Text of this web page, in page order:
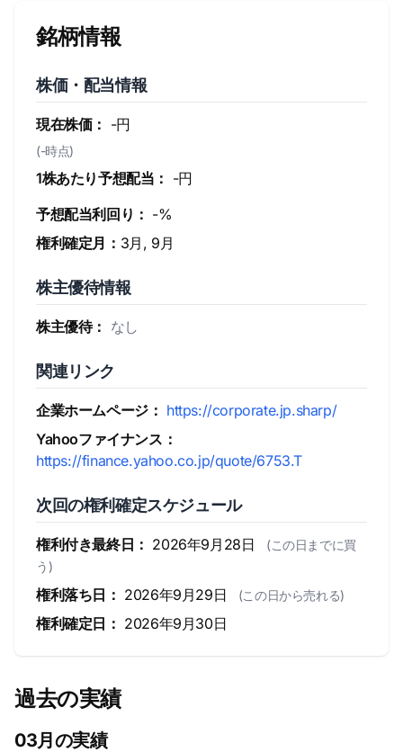
銘柄情報
株価・配当情報
現在株価： -円
(-時点)
1株あたり予想配当： -円
予想配当利回り： -%
権利確定月： 3月, 9月
株主優待情報
株主優待： なし
関連リンク
企業ホームページ： https://corporate.jp.sharp/
Yahooファイナンス：
https://finance.yahoo.co.jp/quote/6753.T
次回の権利確定スケジュール
権利付き最終日： 2026年9月28日
(この日までに買
う)
権利落ち日： 2026年9月29日 (この日から売れる)
権利確定日： 2026年9月30日
過去の実績
03月の実績